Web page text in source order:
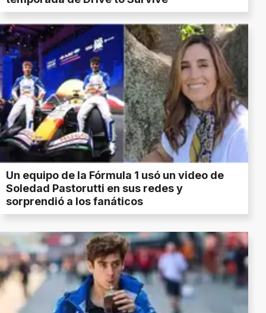
Un equipo de la Fórmula 1 usó un video de
Soledad Pastorutti en sus redes y
sorprendió a los fanáticos